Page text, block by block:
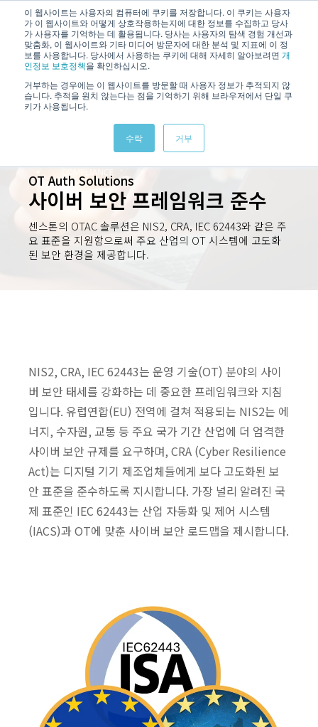
이 웹사이트는 사용자의 컴퓨터에 쿠키를 저장합니다. 이 쿠키는 사용자
가 이 웹사이트와 어떻게 상호작용하는지에 대한 정보를 수집하고 당사
가 사용자를 기억하는 데 활용됩니다. 당사는 사용자의 탐색 경험 개선과
맞춤화, 이 웹사이트와 기타 미디어 방문자에 대한 분석 및 지표에 이 정
보를 사용합니다. 당사에서 사용하는 쿠키에 대해 자세히 알아보려면 개
인정보 보호정책을 확인하십시오.
거부하는 경우에는 이 웹사이트를 방문할 때 사용자 정보가 추적되지 않
습니다. 추적을 원치 않는다는 점을 기억하기 위해 브라우저에서 단일 쿠
키가 사용됩니다.
수락 거부
KOREAN / ENGLISH
OT Auth Solutions
사이버 보안 프레임워크 준수
센스톤의 OTAC 솔루션은 NIS2, CRA, IEC 62443와 같은 주
요 표준을 지원함으로써 주요 산업의 OT 시스템에 고도화
된 보안 환경을 제공합니다.
NIS2, CRA, IEC 62443는 운영 기술(OT) 분야의 사이
버 보안 태세를 강화하는 데 중요한 프레임워크와 지침
입니다. 유럽연합(EU) 전역에 걸쳐 적용되는 NIS2는 에
너지, 수자원, 교통 등 주요 국가 기간 산업에 더 엄격한
사이버 보안 규제를 요구하며, CRA (Cyber Resilience
Act)는 디지털 기기 제조업체들에게 보다 고도화된 보
안 표준을 준수하도록 지시합니다. 가장 널리 알려진 국
제 표준인 IEC 62443는 산업 자동화 및 제어 시스템
(IACS)과 OT에 맞춘 사이버 보안 로드맵을 제시합니다.